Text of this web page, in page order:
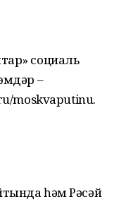
социаль
–
moskvaputinu.
һәм Рәсәй